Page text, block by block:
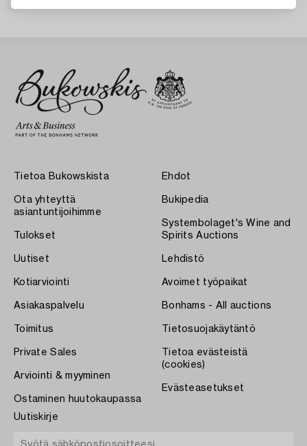
Tietoa Bukowskista
Ota yhteyttä
asiantuntijoihimme
Tulokset
Uutiset
Kotiarviointi
Asiakaspalvelu
Toimitus
Private Sales
Arviointi & myyminen
Ostaminen huutokaupassa
Ehdot
Bukipedia
Systembolaget's Wine and
Spirits Auctions
Lehdistö
Avoimet työpaikat
Bonhams - All auctions
Tietosuojakäytäntö
Tietoa evästeistä
(cookies)
Evästeasetukset
Uutiskirje